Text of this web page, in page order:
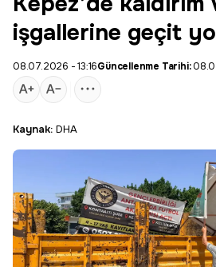
işgallerine geçit
08.07.2026 - 13:16Güncellenme Tarihi:
Kaynak: DHA